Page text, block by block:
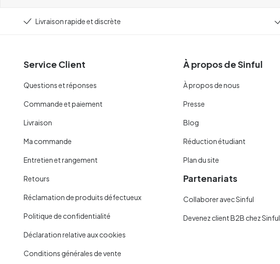
Livraison rapide et discrète
Service Client
Questions et réponses
Commande et paiement
Livraison
Ma commande
Entretien et rangement
Retours
Réclamation de produits défectueux
Politique de confidentialité
Déclaration relative aux cookies
Conditions générales de vente
À propos de Sinful
À propos de nous
Presse
Blog
Réduction étudiant
Plan du site
Partenariats
Collaborer avec Sinful
Devenez client B2B chez Sinful